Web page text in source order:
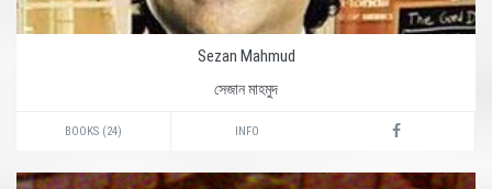
Sezan Mahmud
সেজান মাহমুদ
BOOKS (24) INFO